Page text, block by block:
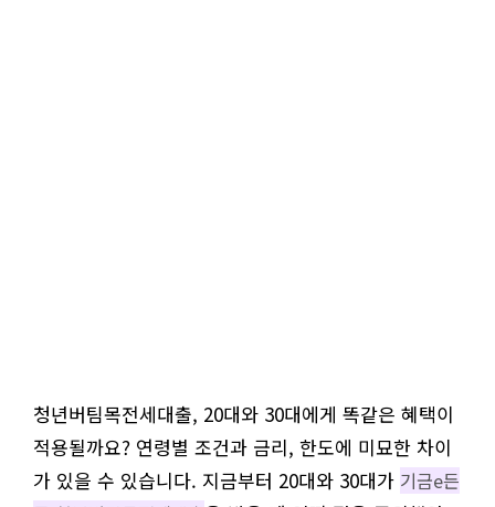
청년버팀목전세대출, 20대와 30대에게 똑같은 혜택이
적용될까요? 연령별 조건과 금리, 한도에 미묘한 차이
가 있을 수 있습니다. 지금부터 20대와 30대가 기금e든